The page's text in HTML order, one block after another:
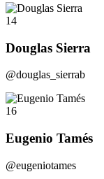
14
Douglas Sierra
@douglas_sierrab
16
Eugenio Tamés
@eugeniotames